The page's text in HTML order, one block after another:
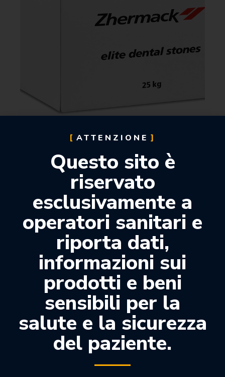
ELITE STONE
87,68€
ATTENZIONE
Questo sito è
riservato
esclusivamente a
operatori sanitari e
riporta dati,
informazioni sui
prodotti e beni
sensibili per la
salute e la sicurezza
del paziente.